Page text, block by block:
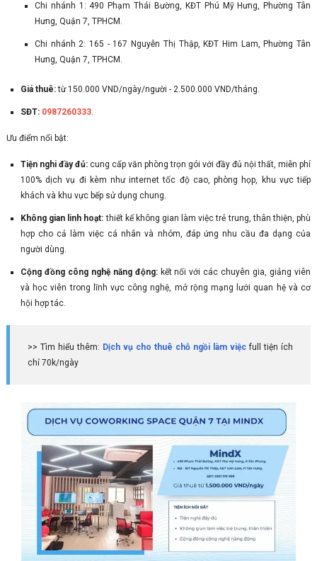
Chi nhánh 1: 490 Phạm Thái Bường, KĐT Phú Mỹ Hưng, Phường Tân
Hưng, Quận 7, TPHCM.
Chi nhánh 2: 165 - 167 Nguyễn Thị Thập, KĐT Him Lam, Phường Tân
Hưng, Quận 7, TPHCM.
Giá thuê:từ 150.000 VND/ngày/người - 2.500.000 VND/tháng.
SĐT: 0987260333.
Ưu điểm nổi bật:
Tiện nghi đầy đủ:cung cấp văn phòng trọn gói với đầy đủ nội thất, miễn phí
100% dịch vụ đi kèm như internet tốc độ cao, phòng họp, khu vực tiếp
khách và khu vực bếp sử dụng chung.
Không gian linh hoạt: thiết kế không gian làm việc trẻ trung, thân thiện, phù
hợp cho cả làm việc cá nhân và nhóm, đáp ứng nhu cầu đa dạng của
người dùng.
Cộng đồng công nghệ năng động:kết nối với các chuyên gia, giảng viên
và học viên trong lĩnh vực công nghệ, mở rộng mạng lưới quan hệ và cơ
hội hợp tác.
>> Tìm hiểu thêm: Dịch vụ cho thuê chỗ ngồi làm việc full tiện ích
chỉ 70k/ngày